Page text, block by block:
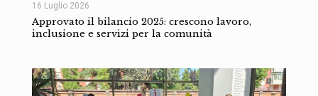
16 Luglio 2026
Approvato il bilancio 2025: crescono lavoro,
inclusione e servizi per la comunità